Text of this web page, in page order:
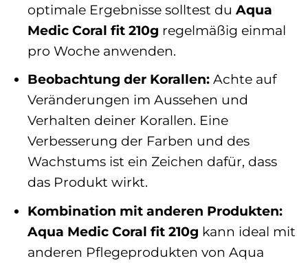
optimale Ergebnisse solltest du Aqua
Medic Coral fit 210g regelmäßig einmal
pro Woche anwenden.
Beobachtung der Korallen:Achte auf
Veränderungen im Aussehen und
Verhalten deiner Korallen. Eine
Verbesserung der Farben und des
Wachstums ist ein Zeichen dafür, dass
das Produkt wirkt.
Kombination mit anderen Produkten:
Aqua Medic Coral fit 210g kann ideal mit
anderen Pflegeprodukten von Aqua